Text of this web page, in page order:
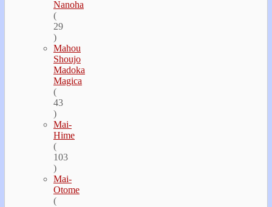
Nanoha
(
29
)
Mahou
Shoujo
Madoka
Magica
(
43
)
Mai-
Hime
(
103
)
Mai-
Otome
(